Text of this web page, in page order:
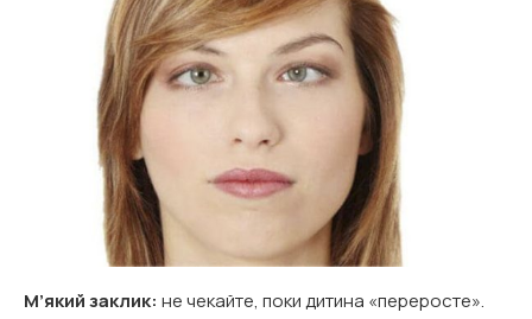
М’який заклик: не чекайте, поки дитина «переросте».